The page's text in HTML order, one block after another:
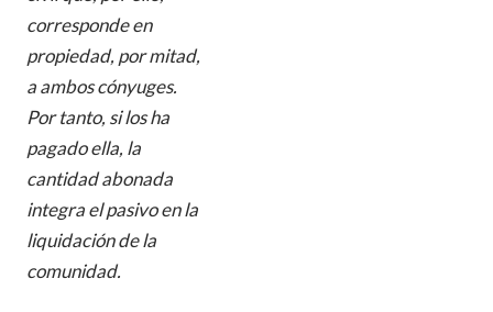
corresponde en
propiedad, por mitad,
a ambos cónyuges.
Por tanto, si los ha
pagado ella, la
cantidad abonada
integra el pasivo en la
liquidación de la
comunidad.